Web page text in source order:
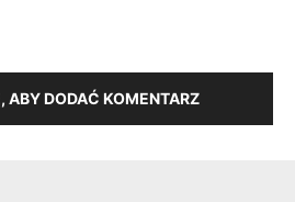
ABY DODAĆ KOMENTARZ